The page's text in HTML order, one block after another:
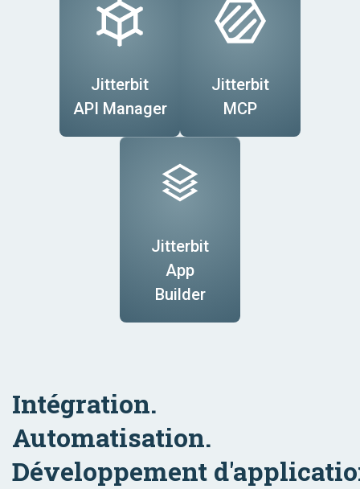
Jitterbit
API Manager
Jitterbit
MCP
Jitterbit
App
Builder
Vente au
détail
Financial
Services
Fabrication
& Logistics
Technology
Resources
Experience
Commerce
Purchasing
Workflow
Expense
Management
Order
Cash
Fulfillment
Intégration.
Automatisation.
Développement